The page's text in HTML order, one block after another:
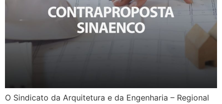
O Sindicato da Arquitetura e da Engenharia – Regional